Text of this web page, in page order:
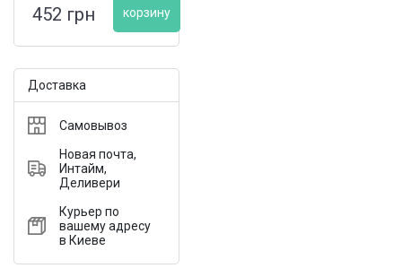
452 грн
корзину
Доставка
Самовывоз
Новая почта,
Интайм,
Деливери
Курьер по
вашему адресу
в Киеве